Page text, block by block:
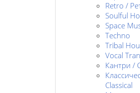
Retro /
Soulful
Space
Techno
Tribal
Vocal
Кантри /
Classical